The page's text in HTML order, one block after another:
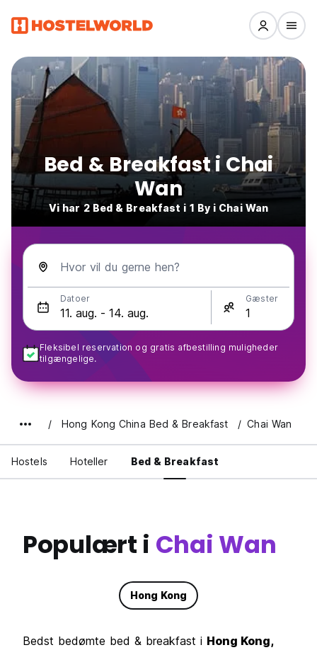
Bed & Breakfast i Chai
Wan
Vi har 2 Bed & Breakfast i 1 By i Chai Wan
Hvor vil du gerne hen?
Datoer Gæster
Fleksibel reservation og gratis afbestilling muligheder
tilgængelige.
Hong Kong China Bed & Breakfast Chai Wan
Hostels Hoteller Bed & Breakfast
Populært i Chai Wan
Hong Kong
Bedst bedømte bed & breakfast i Hong Kong,